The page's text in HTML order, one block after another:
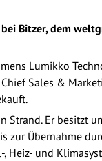
Bitzer, dem
Lumikko
Sales &
Strand. Er besitzt
zur Übernahme
Heiz- und